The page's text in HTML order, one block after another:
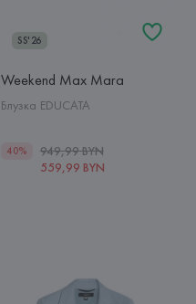
SS'26
Weekend Max Mara
Блузка EDUCATA
40%
949,99 BYN
559,99 BYN